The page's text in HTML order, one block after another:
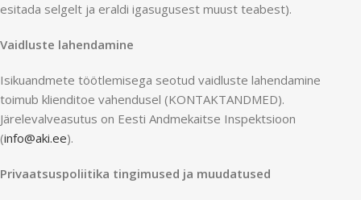
esitada selgelt ja eraldi igasugusest muust teabest).
Vaidluste lahendamine
Isikuandmete töötlemisega seotud vaidluste lahendamine
toimub klienditoe vahendusel (KONTAKTANDMED).
Järelevalveasutus on Eesti Andmekaitse Inspektsioon
(info@aki.ee).
Privaatsuspoliitika tingimused ja muudatused